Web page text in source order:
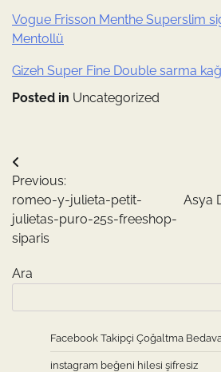
Vogue Frisson Menthe Superslim
Mentollü
Gizeh Super Fine Double sarma
Posted in Uncategorized
Yazı
gezinmesi
Previous:
romeo-y-julieta-petit-
julietas-puro-25s-freeshop-
siparis
Asya
Ara
Facebook Takipçi Çoğaltma
instagram beğeni hilesi şifresiz